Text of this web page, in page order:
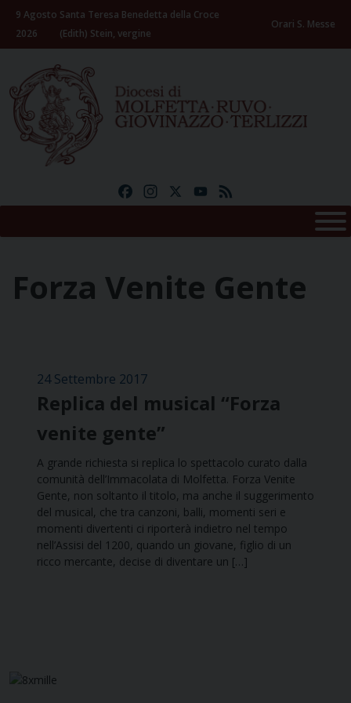
Skip
content
9 Agosto
2026
Santa Teresa Benedetta della Croce
(Edith) Stein, vergine
Orari S. Messe
FacebookInstagramYouTube
Forza Venite Gente
24 Settembre 2017
Replica del musical “Forza
venite gente”
A grande richiesta si replica lo spettacolo curato dalla
comunità dell’Immacolata di Molfetta. Forza Venite
Gente, non soltanto il titolo, ma anche il suggerimento
del musical, che tra canzoni, balli, momenti seri e
momenti divertenti ci riporterà indietro nel tempo
nell’Assisi del 1200, quando un giovane, figlio di un
ricco mercante, decise di diventare un […]